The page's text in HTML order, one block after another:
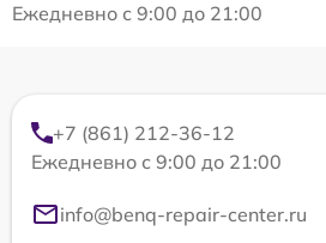
Ежедневно с 9:00 до 21:00
+7 (861) 212-36-12
Ежедневно с 9:00 до 21:00
info@benq-repair-center.ru